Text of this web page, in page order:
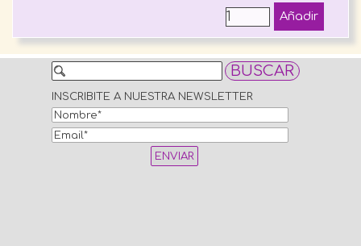
Añadir
INSCRIBITE A NUESTRA NEWSLETTER
BUSCAR